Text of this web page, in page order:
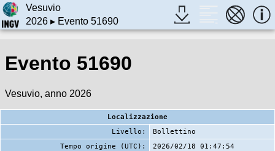
Vesuvio
2026▸ Evento 51690
Evento 51690
Vesuvio, anno 2026
Localizzazione
Livello:
Bollettino
Tempo origine (UTC):
2026/02/18 01:47:54